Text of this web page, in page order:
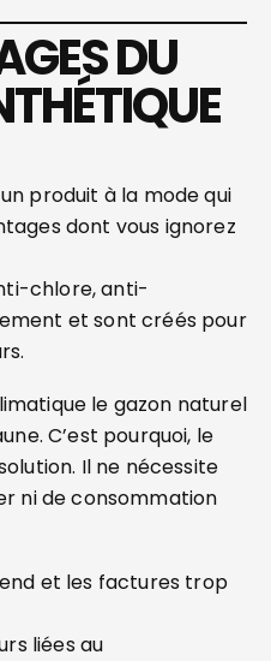
DU
produit à la mode qui
dont vous ignorez
chlore, anti-
et sont créés pour
le gazon naturel
C’est pourquoi, le
Il ne nécessite
ni de consommation
et les factures trop
liées au